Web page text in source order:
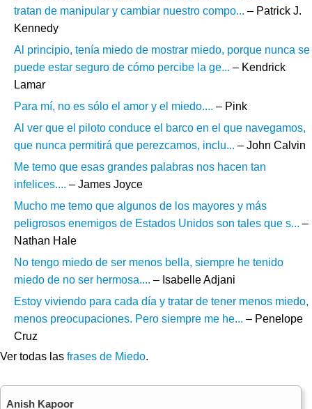
tratan de manipular y cambiar nuestro compo... – Patrick J.
Kennedy
Al principio, tenía miedo de mostrar miedo, porque nunca se
puede estar seguro de cómo percibe la ge... – Kendrick
Lamar
Para mí, no es sólo el amor y el miedo.... – Pink
Al ver que el piloto conduce el barco en el que navegamos,
que nunca permitirá que perezcamos, inclu... – John Calvin
Me temo que esas grandes palabras nos hacen tan
infelices.... – James Joyce
Mucho me temo que algunos de los mayores y más
peligrosos enemigos de Estados Unidos son tales que s... –
Nathan Hale
No tengo miedo de ser menos bella, siempre he tenido
miedo de no ser hermosa.... – Isabelle Adjani
Estoy viviendo para cada día y tratar de tener menos miedo,
menos preocupaciones. Pero siempre me he... – Penelope
Cruz
Ver todas las frases de Miedo.
Anish Kapoor